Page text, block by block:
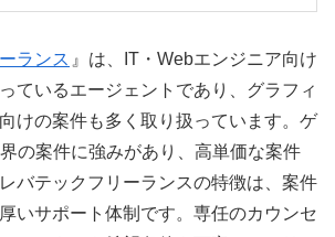
ランス 』は、IT・Webエンジニア向け
ているエージェントであり、グラフィ
けの案件も多く取り扱っています。ゲ
の案件に強みがあり、高単価な案件
バテックフリーランスの特徴は、案件
いサポート体制です。専任のカウンセ